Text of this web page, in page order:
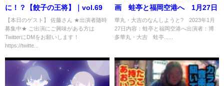
に！？【餃子の王将】｜vol.69
【本日のゲスト】 佐藤さん ★出演者随時
募集中★ ご出演にご興味がある方は
TwitterにDMをお願いします！
https://twitte...
画 蛙亭と福岡空港へ 1月27日
華丸・大吉のなんしようと? 2023年1月
27日内容：蛙亭と福岡空港へ出演者：博
多華丸・大吉 蛙亭......